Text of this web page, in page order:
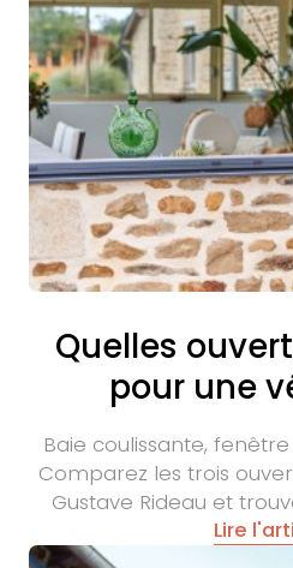
Quelles
pour une
Baie coulissante,
Comparez les trois
Gustave Rideau et
Lire